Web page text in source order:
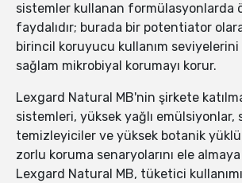
sistemler kullanan formülasyonlarda
faydalıdır; burada bir potentiator
birincil koruyucu kullanım seviyelerini
sağlam mikrobiyal korumayı korur.
Lexgard Natural MB'nin şirkete
sistemleri, yüksek yağlı emülsiyonlar,
temizleyiciler ve yüksek botanik
zorlu koruma senaryolarını ele almaya
Lexgard Natural MB, tüketici kullanımı